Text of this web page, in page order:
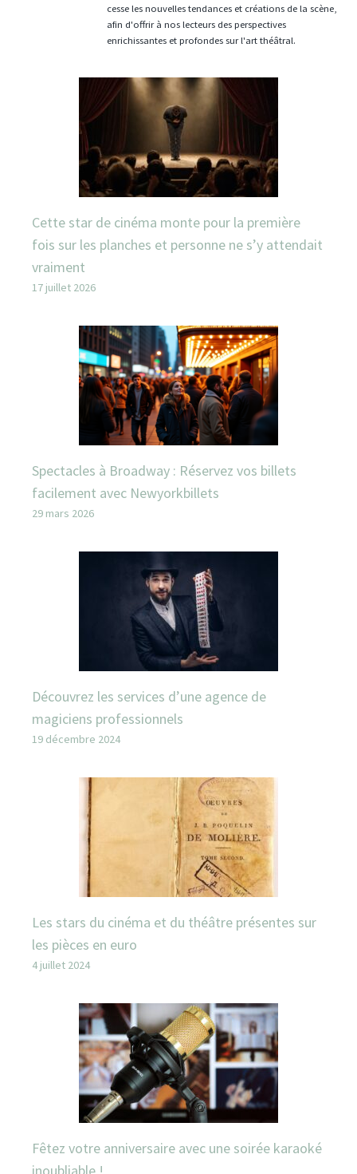
cesse les nouvelles tendances et créations de la scène,
afin d'offrir à nos lecteurs des perspectives
enrichissantes et profondes sur l'art théâtral.
Cette star de cinéma monte pour la première
fois sur les planches et personne ne s’y attendait
vraiment
17 juillet 2026
Spectacles à Broadway : Réservez vos billets
facilement avec Newyorkbillets
29 mars 2026
Découvrez les services d’une agence de
magiciens professionnels
19 décembre 2024
Les stars du cinéma et du théâtre présentes sur
les pièces en euro
4 juillet 2024
Fêtez votre anniversaire avec une soirée karaoké
inoubliable !